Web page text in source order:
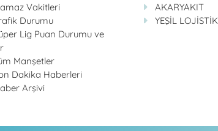
Vakitleri
Durumu
Lig Puan Durumu ve
Manşetler
Dakika Haberleri
Arşivi
AKARYAKIT
YEŞİL LOJİSTİK